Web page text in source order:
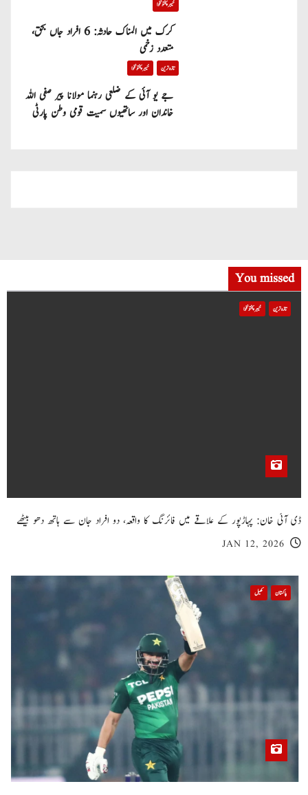
خیبر پختونخوا
کرک میں المناک حادثہ: 6 افراد جاں بحق،
متعدد زخمی
تازہ ترین خیبر پختونخوا
جے یو آئی کے ضلعی رہنما مولانا پیر صفی اللہ
خاندان اور ساتھیوں سمیت قومی وطن پارٹی
You missed
تازہ ترین خیبر پختونخوا
ڈی آئی خان: پہاڑپور کے علاقے میں فائرنگ کا واقعہ، دو افراد جان سے ہاتھ دھو بیٹھے
JAN 12, 2026
پاکستان کھیل